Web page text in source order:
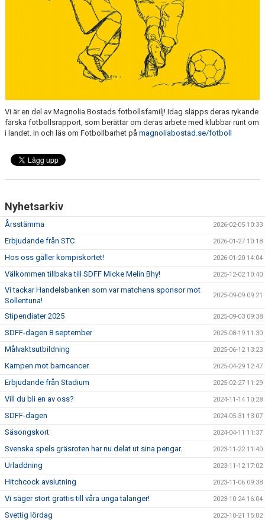
SAMARBETSPARTNERS
Vi är en del av Magnolia Bostads fotbollsfamilj! Idag släpps deras rykande
färska fotbollsrapport, som berättar om deras arbete med klubbar runt om
i landet. In och läs om Fotbollbarhet på magnoliabostad.se/fotboll
Nyhetsarkiv
Årsstämma 2026-02-05 10:33
Erbjudande från STC 2026-01-27 10:18
Hos oss gäller kompiskortet! 2026-01-20 14:04
Välkommen tillbaka till SDFF Micke Melin Bhy! 2025-12-02 10:40
Vi tackar Handelsbanken som var matchens sponsor mot
Sollentuna!
2025-09-09 09:21
Stipendiater 2025 2025-09-03 09:38
SDFF-dagen 8 september 2025-08-19 11:30
Målvaktsutbildning 2025-06-12 13:23
Kampen mot barncancer 2025-04-29 12:47
Erbjudande från Stadium 2025-02-27 11:29
Vill du bli en av oss? 2024-11-14 10:28
SDFF-dagen 2024-05-31 13:07
Säsongskort 2024-04-11 11:37
Svenska spels gräsroten har nu delat ut sina pengar. 2023-11-22 11:40
Urladdning 2023-11-12 17:02
Hitchcock avslutning 2023-11-06 09:38
Vi säger stort grattis till våra unga talanger! 2023-10-24 16:04
Svettig lördag 2023-10-21 15:02